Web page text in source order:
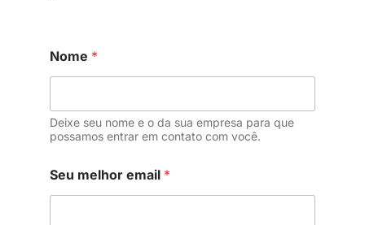
Nome *
Deixe seu nome e o da sua empresa para que
possamos entrar em contato com você.
G
P
Seu melhor email *